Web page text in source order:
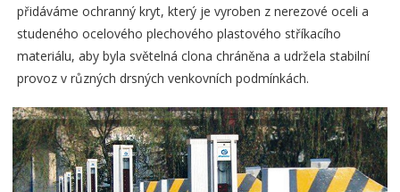
přidáváme ochranný kryt, který je vyroben z nerezové oceli a
studeného ocelového plechového plastového stříkacího
materiálu, aby byla světelná clona chráněna a udržela stabilní
provoz v různých drsných venkovních podmínkách.